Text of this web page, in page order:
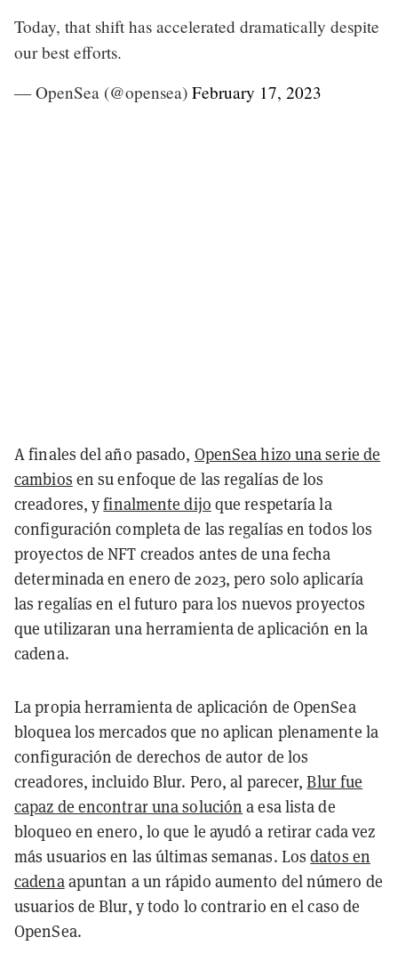
Today, that shift has accelerated dramatically despite
our best efforts.
— OpenSea (@opensea) February 17, 2023
A finales del año pasado, OpenSea hizo una serie de
cambios en su enfoque de las regalías de los
creadores, yfinalmente dijo que respetaría la
configuración completa de las regalías en todos los
proyectos de NFT creados antes de una fecha
determinada en enero de 2023, pero solo aplicaría
las regalías en el futuro para los nuevos proyectos
que utilizaran una herramienta de aplicación en la
cadena.
La propia herramienta de aplicación de OpenSea
bloquea los mercados que no aplican plenamente la
configuración de derechos de autor de los
creadores, incluido Blur. Pero, al parecer,Blur fue
capaz de encontrar una solución a esa lista de
bloqueo en enero, lo que le ayudó a retirar cada vez
más usuarios en las últimas semanas. Losdatos en
cadenaapuntan a un rápido aumento del número de
usuarios de Blur, y todo lo contrario en el caso de
OpenSea.